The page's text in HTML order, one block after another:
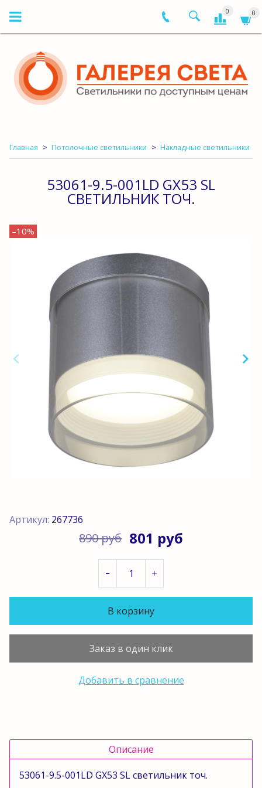
0 0
Главная Потолочные светильники Накладные светильники
53061-9.5-001LD GX53 SL
СВЕТИЛЬНИК ТОЧ.
–10%
Артикул: 267736
890 руб 801 руб
В корзину
Заказ в один клик
Добавить в сравнение
Описание
53061-9.5-001LD GX53 SL светильник точ.